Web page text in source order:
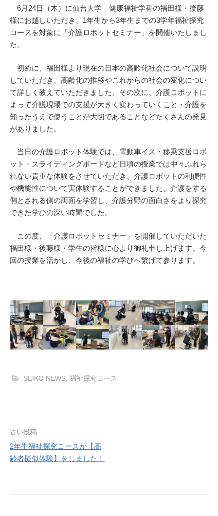
6月24日（木）に仙台大学 健康福祉学科の福田様・後藤
様にお越しいただき、1年生から3年生までの3学年福祉探究
コースを対象に「介護ロボットセミナー」を開催いたしまし
た。
初めに、福田様より現在の日本の高齢化社会について説明
していただき、高齢化の推移やこれからの社会の変化につい
て詳しく教えていただきました。その次に、介護ロボットに
よって介護現場での支援が大きく変わっていくこと・介護を
知ったうえで使うことが大切であることなどたくさんの発見
がありました。
当日の介護ロボット体験では、電動車イス・移乗支援ロボ
ット・スライディングボードなど日頃の授業では中々ふれら
れない貴重な体験をさせていただき、介護ロボットの利便性
や機能性について実体験することができました。介護をする
側とされる側の両面を学習し、介護分野の面白さをより探究
できた学びの深い時間でした。
この度、「介護ロボットセミナー」を開催していただいた
福田様・後藤様・学生の皆様に心より御礼申し上げます。今
回の授業を活かし、今後の福祉の学びへ繋げて参ります。
SEIKO NEWS, 福祉探究コース
投
稿
古い投稿
2年生福祉探究コースが【高
齢者擬似体験】をしました！